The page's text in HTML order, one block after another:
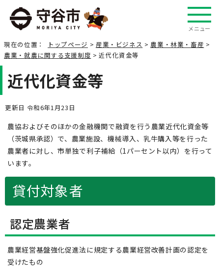
メニュー
現在の位置： トップページ > 産業・ビジネス > 農業・林業・畜産 >
農業・就農に関する支援制度 > 近代化資金等
近代化資金等
更新日 令和6年1月23日
農協およびそのほかの金融機関で融資を行う農業近代化資金等
（茨城県承認）で、農業施設、機械導入、乳牛購入等を行った
農業者に対し、市単独で利子補給（1パーセント以内）を行って
います。
貸付対象者
認定農業者
農業経営基盤強化促進法に規定する農業経営改善計画の認定を
受けたもの